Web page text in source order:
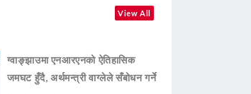
View All
ग्वाङ्झाउमा एनआरएनको ऐतिहासिक
जमघट हुँदै, अर्थमन्त्री वाग्लेले सँबोधन गर्ने